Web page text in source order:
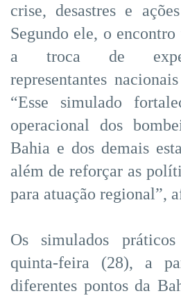
crise, desastres e
Segundo ele, o
a troca de
representantes
“Esse simulado
operacional dos
Bahia e dos demais
além de reforçar as
para atuação regional”,
Os simulados
quinta-feira (28), a
diferentes pontos da